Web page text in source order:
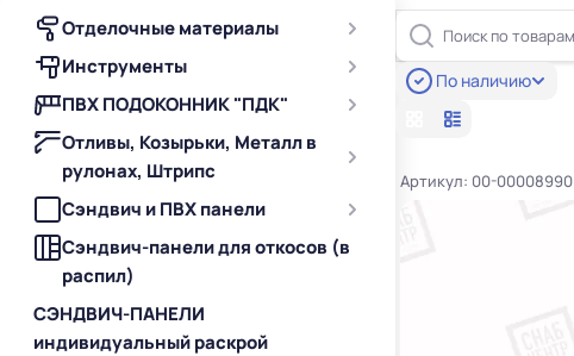
Отделочные материалы
Инструменты
ПВХ ПОДОКОННИК "ПДК"
Отливы, Козырьки, Металл в
рулонах, Штрипс
Сэндвич и ПВХ панели
Сэндвич-панели для откосов (в
распил)
СЭНДВИЧ-ПАНЕЛИ
индивидуальный раскрой
По наличию
Артикул: 00-00008990